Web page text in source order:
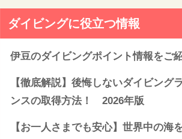
ダイビングに役立つ情報
伊豆のダイビングポイント情報をご
【徹底解説】後悔しないダイビング
ンスの取得方法！ 2026年版
【お一人さまでも安心】世界中の海